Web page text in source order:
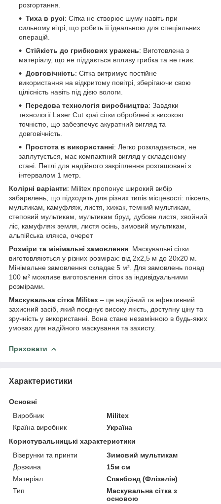
розгортання.
Тиха в русі: Сітка не створює шуму навіть при
сильному вітрі, що робить її ідеальною для спеціальних
операцій.
Стійкість до грибкових уражень: Виготовлена з
матеріалу, що не піддається впливу грибка та не гниє.
Довговічність: Сітка витримує постійне
використання на відкритому повітрі, зберігаючи свою
цілісність навіть під дією вологи.
Передова технологія виробництва: Завдяки
технології Laser Cut краї сітки оброблені з високою
точністю, що забезпечує акуратний вигляд та
довговічність.
Простота в використанні: Легко розкладається, не
заплутується, має компактний вигляд у складеному
стані. Петлі для надійного закріплення розташовані з
інтервалом 1 метр.
Колірні варіанти: Militex пропонує широкий вибір
забарвлень, що підходять для різних типів місцевості: піксель,
мультикам, камуфляж, листя, хижак, темний мультикам,
степовий мультикам, мультикам бруд, дубове листя, хвойний
ліс, камуфляж земля, листя осінь, зимовий мультикам,
альпійська клякса, очерет
Розміри та мінімальні замовлення: Маскувальні сітки
виготовляються у різних розмірах: від 2х2,5 м до 20х20 м.
Мінімальне замовлення складає 5 м². Для замовлень понад
100 м² можливе виготовлення сіток за індивідуальними
розмірами.
Маскувальна сітка Militex – це надійний та ефективний
захисний засіб, який поєднує високу якість, доступну ціну та
зручність у використанні. Вона стане незамінною в будь-яких
умовах для надійного маскування та захисту.
Приховати
Характеристики
Основні
Виробник
Militex
Країна виробник
Україна
Користувальницькі характеристики
Візерунки та принти
Зимовий мультикам
Довжина
15м см
Матеріал
Спанбонд (Флізелін)
Тип
Маскувальна сітка з
основою